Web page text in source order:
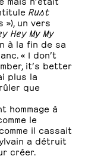
Rust
»), un vers
Hey My My
à la fin de sa
« I don’t
it’s better
plus la
que
hommage à
le
il cassait
a détruit
créer.